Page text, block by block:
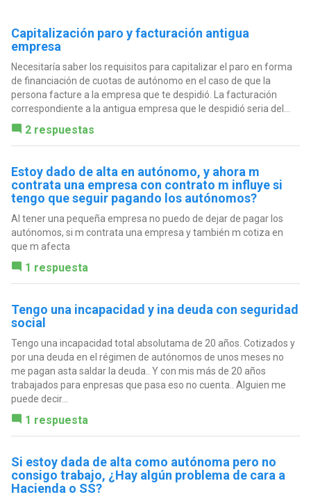
Capitalización paro y facturación antigua
empresa
Necesitaría saber los requisitos para capitalizar el paro en forma
de financiación de cuotas de autónomo en el caso de que la
persona facture a la empresa que te despidió. La facturación
correspondiente a la antigua empresa que le despidió seria del...
2 respuestas
Estoy dado de alta en autónomo, y ahora m
contrata una empresa con contrato m influye si
tengo que seguir pagando los autónomos?
Al tener una pequeña empresa no puedo de dejar de pagar los
autónomos, si m contrata una empresa y también m cotiza en
que m afecta
1 respuesta
Tengo una incapacidad y ina deuda con seguridad
social
Tengo una incapacidad total absolutama de 20 años. Cotizados y
por una deuda en el régimen de autónomos de unos meses no
me pagan asta saldar la deuda.. Y con mis más de 20 años
trabajados para enpresas que pasa eso no cuenta.. Alguien me
puede decir...
1 respuesta
Si estoy dada de alta como autónoma pero no
consigo trabajo, ¿Hay algún problema de cara a
Hacienda o SS?